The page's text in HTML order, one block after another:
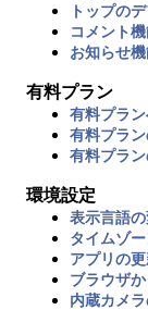
トップの
コメント
お知らせ
有料プラン
有料プラ
有料プラ
有料プラ
環境設定
表示言語
タイムゾ
アプリの
ブラウザ
内蔵カメ